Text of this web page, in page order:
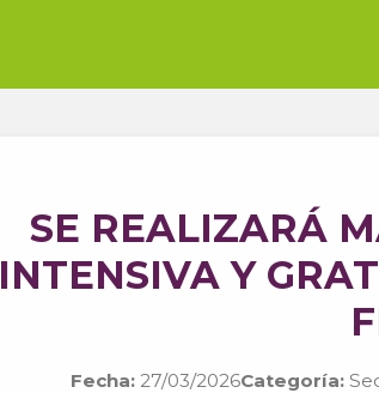
SE REALIZARÁ
INTENSIVA Y
Fecha:27/03/2026Categoría: